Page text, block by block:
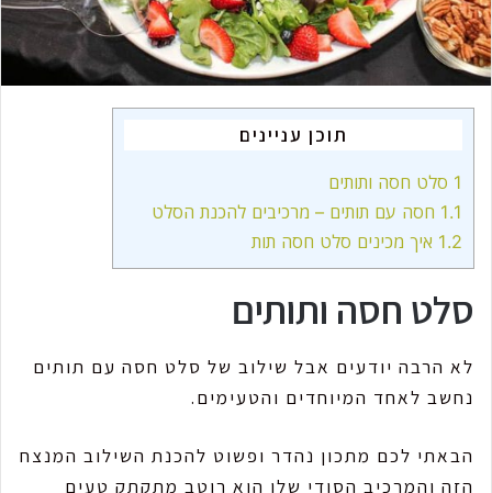
תוכן עניינים
1 סלט חסה ותותים
1.1 חסה עם תותים – מרכיבים להכנת הסלט
1.2 איך מכינים סלט חסה תות
סלט חסה ותותים
לא הרבה יודעים אבל שילוב של סלט חסה עם תותים
נחשב לאחד המיוחדים והטעימים.
הבאתי לכם מתכון נהדר ופשוט להכנת השילוב המנצח
הזה והמרכיב הסודי שלו הוא רוטב מתקתק טעים